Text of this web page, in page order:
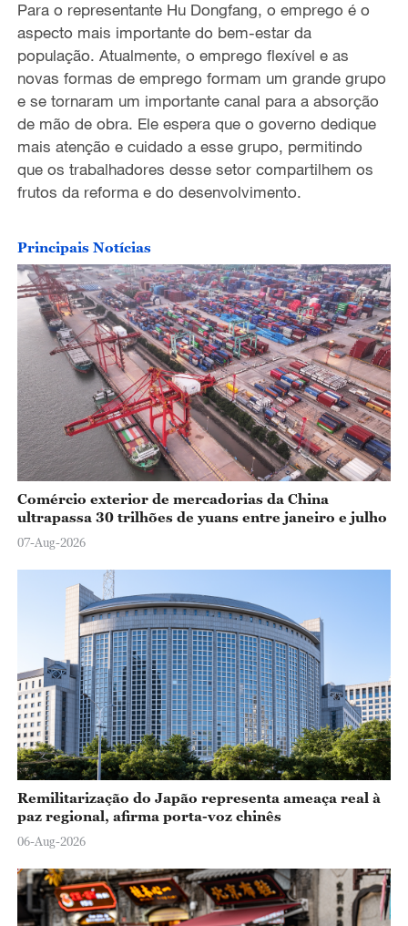
Para o representante Hu Dongfang, o emprego é o
aspecto mais importante do bem-estar da
população. Atualmente, o emprego flexível e as
novas formas de emprego formam um grande grupo
e se tornaram um importante canal para a absorção
de mão de obra. Ele espera que o governo dedique
mais atenção e cuidado a esse grupo, permitindo
que os trabalhadores dessesetor compartilhem os
frutos da reforma e do desenvolvimento.
Principais Notícias
Comércio exterior de mercadorias da China
ultrapassa 30 trilhões de yuans entre janeiro e julho
07-Aug-2026
Remilitarização do Japão representa ameaça real à
paz regional, afirma porta-voz chinês
06-Aug-2026